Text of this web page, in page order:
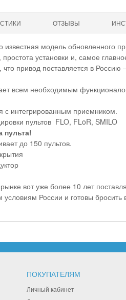
ОТЗЫВЫ
модель обновленного
простота установки и, самое
что привод поставляется в
всем необходимым
с интегрированным приемником.
пультов FLO, FLoR, SMILO
пульта!
до 150 пультов.
вот уже более 10 лет
условиям России и готовы
ПОКУПАТЕЛЯМ
Личный кабинет